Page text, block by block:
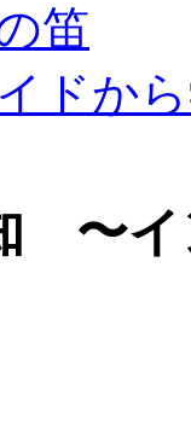
笛
ドか
〜イ